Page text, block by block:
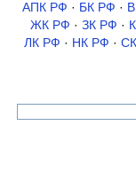
АПК РФ · БК РФ ·
ЖК РФ · ЗК РФ ·
ЛК РФ · НК РФ ·